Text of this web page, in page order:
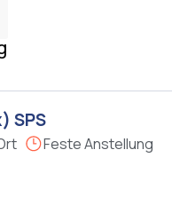
SPS
Feste Anstellung